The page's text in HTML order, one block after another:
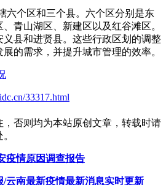
六个区和三个县。六个区分别是东
青山湖区、新建区以及红谷滩区。
县和进贤县。这些行政区划的调整
的需求，并提升城市管理的效率。
33317.html
，否则均为本站原创文章，转载时请
疫情原因调查报告
/云南最新疫情最新消息实时更新